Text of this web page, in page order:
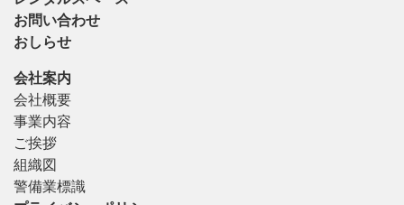
お問い合わせ
おしらせ
会社案内
会社概要
事業内容
ご挨拶
組織図
警備業標識